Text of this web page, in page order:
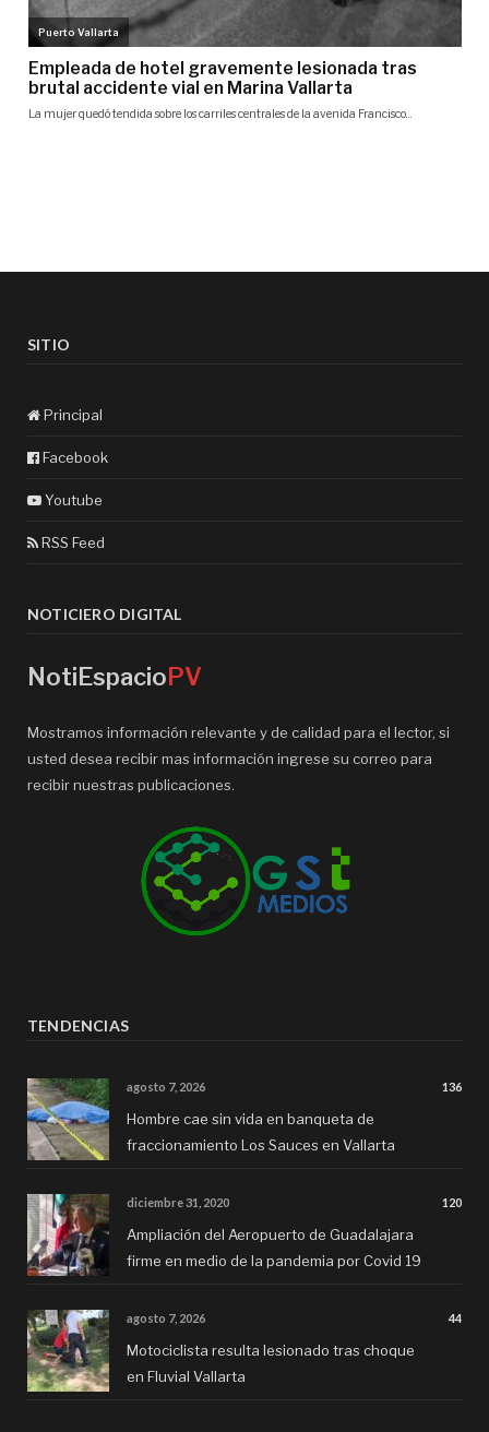
SITIO
Principal
Facebook
Youtube
RSS Feed
NOTICIERO DIGITAL
NotiEspacioPV
Mostramos información relevante y de calidad para el lector, si
usted desea recibir mas información ingrese su correo para
recibir nuestras publicaciones.
TENDENCIAS
agosto 7, 2026 136
Hombre cae sin vida en banqueta de
fraccionamiento Los Sauces en Vallarta
diciembre 31, 2020 120
Ampliación del Aeropuerto de Guadalajara
firme en medio de la pandemia por Covid 19
agosto 7, 2026 44
Motociclista resulta lesionado tras choque
en Fluvial Vallarta